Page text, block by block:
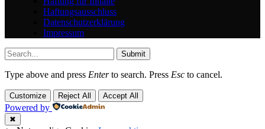
Haftungsausschluss
Datenschutzerklärung
Impressum
Submit
Type above and press Enterto search. Press Esc to cancel.
Customize Reject All Accept All
Powered by
✖